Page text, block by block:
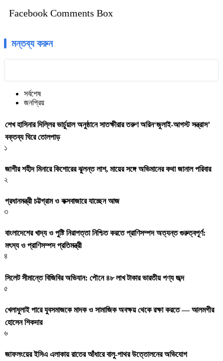
Facebook Comments Box
মন্তব্য করুন
সর্বশেষ
জনপ্রিয়
শেখ হাসিনার দিল্লির ভার্চুয়াল অনুষ্ঠানে সাতক্ষীরার তরুণ অরিন‘জুলাই-আগস্ট সন্ত্রাস’
বক্তব্য ঘিরে তোলপাড়
১
জাগীর শহীদ মিনারে কিশোরের ঝুলন্ত লাশ, মায়ের সঙ্গে অভিমানের কথা জানাল পরিবার
২
প্রধানমন্ত্রী চট্টগ্রাম ও কক্সবাজারে যাচ্ছেন আজ
৩
বাংলাদেশের খাদ্য ও পুষ্টি নিরাপত্তা নিশ্চিত করতে প্রাণিসম্পদ অত্যন্ত গুরুত্বপূর্ণ:
মৎস্য ও প্রাণিসম্পদ প্রতিমন্ত্রী
৪
সিলেট সীমান্তে বিজিবির অভিযান: পৌনে ৪৮ লাখ টাকার ভারতীয় পণ্য জব্দ
৫
খেলাধুলাই পারে যুবসমাজকে মাদক ও সামাজিক অবক্ষয় থেকে রক্ষা করতে — আলমগীর
হোসেন শিকদার
৬
জাফলংয়ের ইসিএ এলাকায় রাতের আঁধারে বালু-পাথর উত্তোলনের অভিযোগ